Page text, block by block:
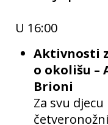
U 16:00
Aktivnosti
o okolišu –
Brioni
Za svu